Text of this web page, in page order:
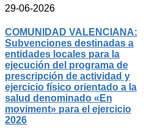
29-06-2026
COMUNIDAD VALENCIANA:
Subvenciones destinadas a
entidades locales para la
ejecución del programa de
prescripción de actividad y
ejercicio físico orientado a la
salud denominado «En
moviment» para el ejercicio
2026